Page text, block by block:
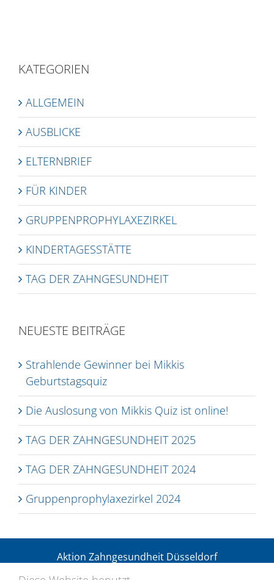
KATEGORIEN
ALLGEMEIN
AUSBLICKE
ELTERNBRIEF
FÜR KINDER
GRUPPENPROPHYLAXEZIRKEL
KINDERTAGESSTÄTTE
TAG DER ZAHNGESUNDHEIT
NEUESTE BEITRÄGE
Strahlende Gewinner bei Mikkis
Geburtstagsquiz
Die Auslosung von Mikkis Quiz ist online!
TAG DER ZAHNGESUNDHEIT 2025
TAG DER ZAHNGESUNDHEIT 2024
Gruppenprophylaxezirkel 2024
Aktion Zahngesundheit Düsseldorf